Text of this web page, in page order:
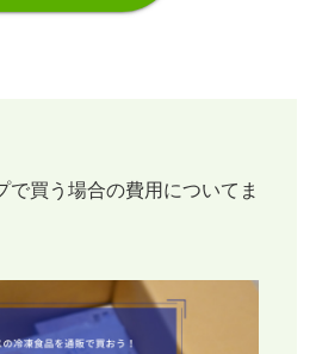
で買う場合の費用についてま